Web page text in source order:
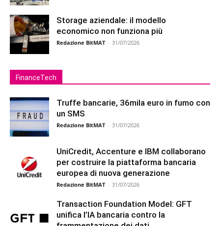
Storage aziendale: il modello
economico non funziona più
Redazione BitMAT - 31/07/2026
FinanceTech
Truffe bancarie, 36mila euro in fumo con
un SMS
Redazione BitMAT - 31/07/2026
UniCredit, Accenture e IBM collaborano
per costruire la piattaforma bancaria
europea di nuova generazione
Redazione BitMAT - 31/07/2026
Transaction Foundation Model: GFT
unifica l’IA bancaria contro la